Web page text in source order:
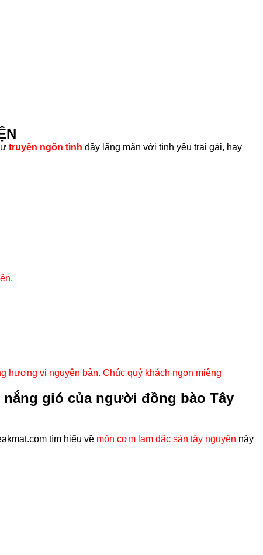
truyện ngôn tình đầy lãng mãn với tình yêu trai gái, hay
hương vị nguyên bản. Chúc quý khách ngon miệng
gió của người đồng bào Tây
tìm hiểu về món cơm lam đặc sản tây nguyên này